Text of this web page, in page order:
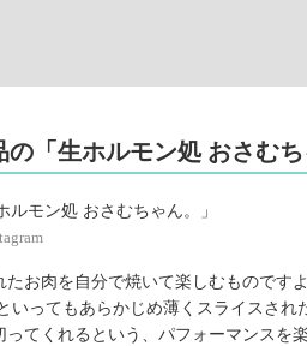
「生ホルモン処 おさむち
お肉を自分で焼いて楽しむものです
いってもあらかじめ薄くスライスされ
てくれるという、パフォーマンスを